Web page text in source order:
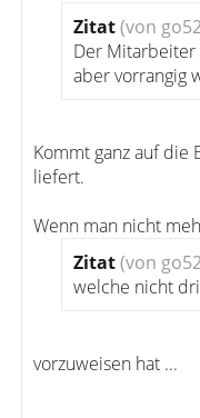
Zitat(von
Der
aber vorrangig
Kommt ganz auf die
liefert.
Wenn man nicht
Zitat(von
welche nicht
vorzuweisen hat ...